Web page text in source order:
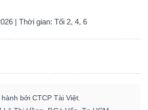
| Thời gian: Tối 2, 4, 6
hành bởi CTCP Tài Việt.